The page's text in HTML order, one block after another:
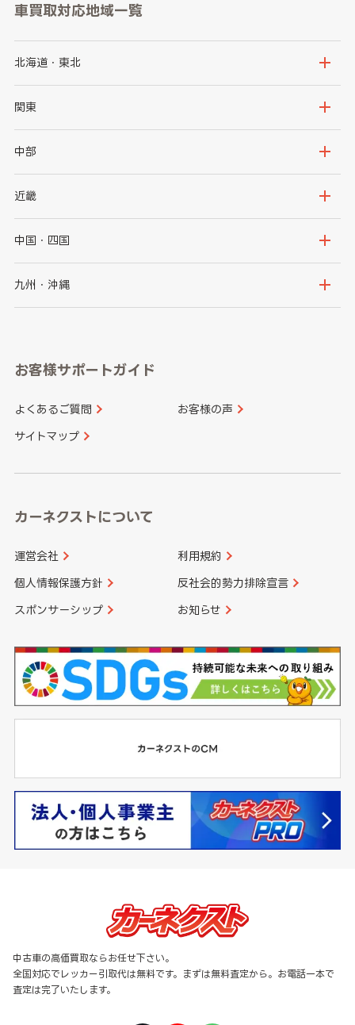
車買取対応地域一覧
北海道・東北
北海道
岩手県
秋田県
関東
茨城県
群馬県
千葉県
中部
新潟県
石川県
山梨県
愛知県
近畿
大阪府
京都府
和歌山県
中国・四国
鳥取県
山口県
香川県 愛媛県
九州・沖縄
長崎県
大分県 宮崎県
お客様サポートガイド
よくあるご質問 お客様の声
サイトマップ
カーネクストについて
運営会社 利用規約
個人情報保護方針 反社会的勢力排除宣言
スポンサーシップ お知らせ
中古車の高価買取ならお任せ下さい。
全国対応でレッカー引取代は無料です。まずは無料査定から。お電話一本で
査定は完了いたします。